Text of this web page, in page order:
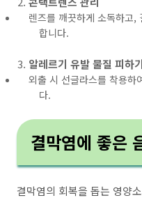
렌즈를 깨끗하게 소독하고,
합니다.
알레르기 유발 물질 피하기
외출 시 선글라스를 착용하
다.
결막염에 좋은
결막염의 회복을 돕는 영양